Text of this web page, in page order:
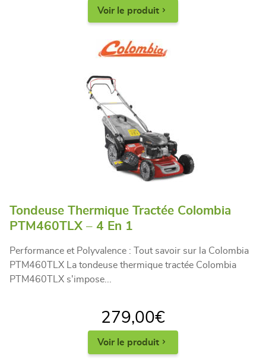
Voir le produit
Tondeuse Thermique Tractée Colombia
PTM460TLX – 4 En 1
Performance et Polyvalence : Tout savoir sur la Colombia
PTM460TLX La tondeuse thermique tractée Colombia
PTM460TLX s'impose...
279,00€
Voir le produit